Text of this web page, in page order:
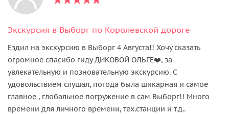
Экскурсия в Выборг по Королевской дороге
Ездил на экскурсию в Выборг 4 Августа!! Хочу сказать
огромное спасибо гиду ДИКОВОЙ ОЛЬГЕ❤️, за
увлекательную и позновательную экскурсию. С
удовольствием слушал, погода была шикарная и самое
главное , глобальное погружение в сам Выборг!! Много
времени для личного времени, тех.станции и т.д..